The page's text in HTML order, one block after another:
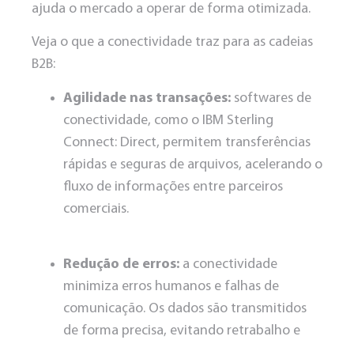
ajuda o mercado a operar de forma otimizada.
Veja o que a conectividade traz para as cadeias
B2B:
Agilidade nas transações: softwares de
conectividade, como o IBM Sterling
Connect: Direct, permitem transferências
rápidas e seguras de arquivos, acelerando o
fluxo de informações entre parceiros
comerciais.
Redução de erros: a conectividade
minimiza erros humanos e falhas de
comunicação. Os dados são transmitidos
de forma precisa, evitando retrabalho e